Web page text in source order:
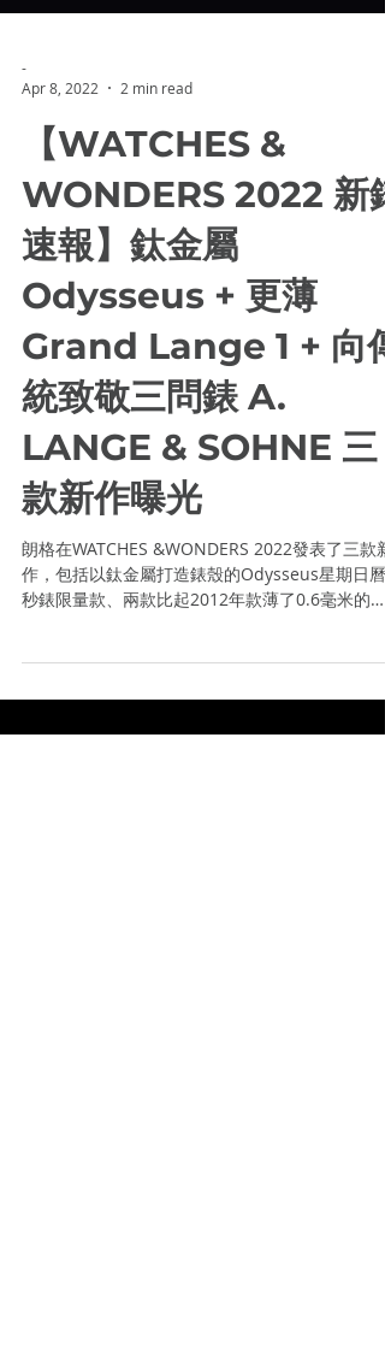
Apr 8, 2022
2 min read
【WATCHES &
WONDERS 2022 新錶
速報】鈦金屬
Odysseus + 更薄
Grand Lange 1 + 向傳
統致敬三問錶 A.
LANGE & SOHNE 三
款新作曝光
朗格在WATCHES &WONDERS 2022發表了三款新
秒錶限量款、兩款比起2012年款薄了0.6毫米的
Grand Lange 1新品，以及以精密製錶傳統構造原